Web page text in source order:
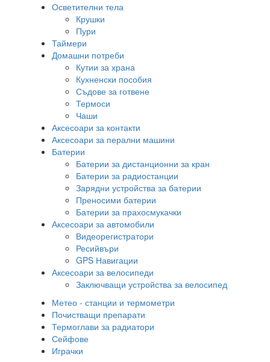
Осветителни тела
Крушки
Пури
Таймери
Домашни потреби
Кутии за храна
Кухненски пособия
Съдове за готвене
Термоси
Чаши
Аксесоари за контакти
Аксесоари за перални машини
Батерии
Батерии за дистанционни за кран
Батерии за радиостанции
Зарядни устройства за батерии
Преносими батерии
Батерии за прахосмукачки
Аксесоари за автомобили
Видеорегистратори
Ресийвъри
GPS Навигации
Аксесоари за велосипеди
Заключващи устройства за велосипед
Метео - станции и термометри
Почистващи препарати
Термоглави за радиатори
Сейфове
Играчки